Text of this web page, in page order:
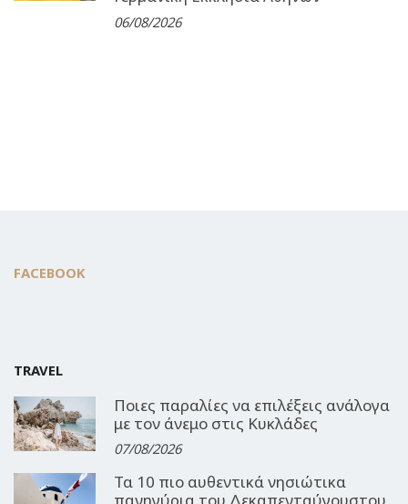
06/08/2026
FACEBOOK
TRAVEL
Ποιες παραλίες να επιλέξεις ανάλογα
με τον άνεμο στις Κυκλάδες
07/08/2026
Τα 10 πιο αυθεντικά νησιώτικα